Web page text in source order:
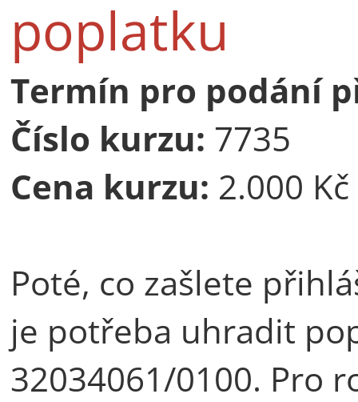
poplatku
Termín pro podání
Číslo kurzu: 7735
Cena kurzu: 2.000 Kč
Poté, co zašlete
je potřeba uhradit
32034061/0100. Pro